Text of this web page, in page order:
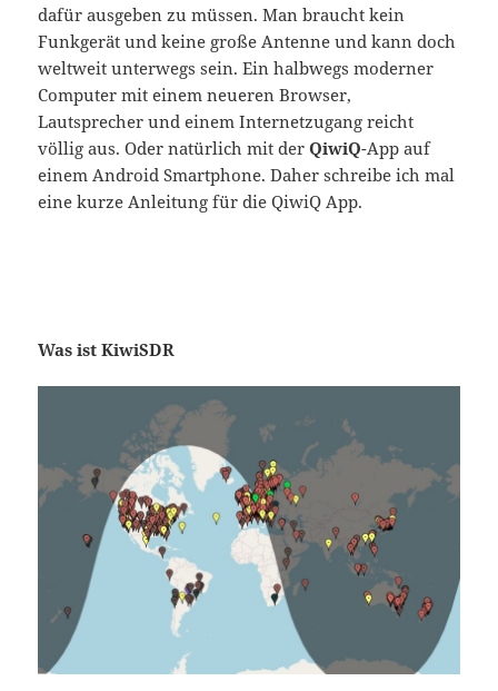
dafür ausgeben zu müssen. Man braucht kein
Funkgerät und keine große Antenne und kann doch
weltweit unterwegs sein. Ein halbwegs moderner
Computer mit einem neueren Browser,
Lautsprecher und einem Internetzugang reicht
völlig aus. Oder natürlich mit derQiwiQ-App auf
einem Android Smartphone. Daher schreibe ich mal
eine kurze Anleitung für die QiwiQ App.
Was ist KiwiSDR